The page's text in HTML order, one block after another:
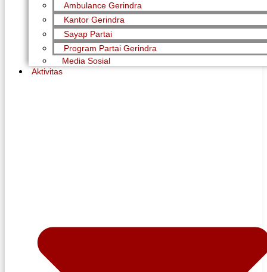
Ambulance Gerindra
Kantor Gerindra
Sayap Partai
Program Partai Gerindra
Media Sosial
Aktivitas